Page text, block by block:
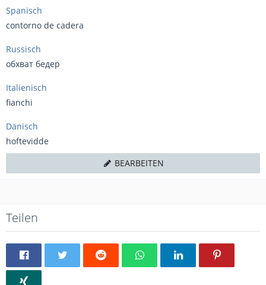
Spanisch
contorno de cadera
Russisch
обхват бедер
Italienisch
fianchi
Dänisch
hoftevidde
BEARBEITEN
Teilen